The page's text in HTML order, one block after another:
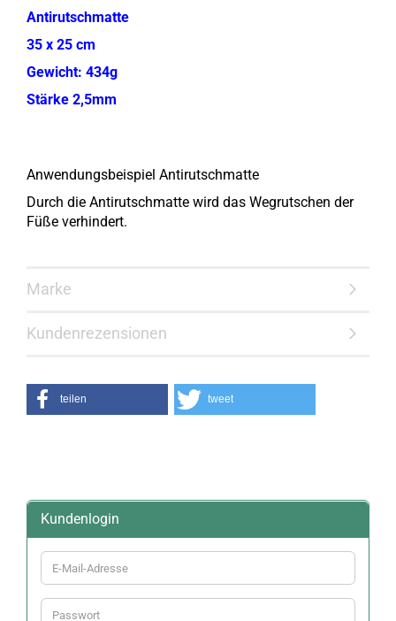
Antirutschmatte
35 x 25 cm
Gewicht: 434g
Stärke 2,5mm
Anwendungsbeispiel Antirutschmatte
Durch die Antirutschmatte wird das Wegrutschen der
Füße verhindert.
Marke
Kundenrezensionen
teilen tweet
Kundenlogin
E-
Mail-
Adresse
Passwort